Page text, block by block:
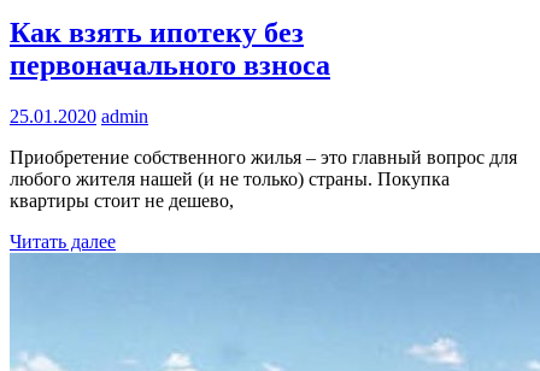
Как взять ипотеку без
первоначального взноса
25.01.2020 admin
Приобретение собственного жилья – это главный вопрос для
любого жителя нашей (и не только) страны. Покупка
квартиры стоит не дешево,
Читать далее